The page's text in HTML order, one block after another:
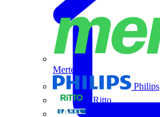
Merten
Philips
Ritto